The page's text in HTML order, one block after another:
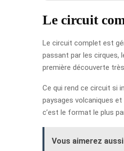
Le circuit
Le circuit complet est
passant par les cirques,
première découverte
Ce qui rend ce circuit si
paysages volcaniques
c’est le format le plus
Vous aimerez